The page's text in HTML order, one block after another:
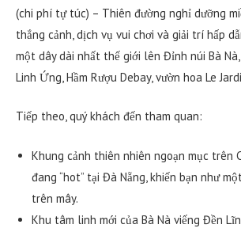
(chi phí tự túc) – Thiên đường nghỉ dưỡng
thắng cảnh, dịch vụ vui chơi và giải trí hấp
một dây dài nhất thế giới lên Đỉnh núi Bà
Linh Ứng, Hầm Rượu Debay, vườn hoa Le
Tiếp theo, quý khách đến tham quan:
Khung cảnh thiên nhiên ngoạn mục trên
đang “hot” tại Đà Nẵng, khiến bạn như
trên mây.
Khu tâm linh mới của Bà Nà viếng Đền